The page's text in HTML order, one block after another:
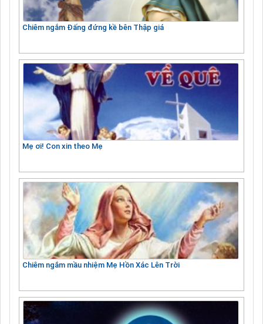
Chiêm ngắm Đấng đứng kề bên Thập giá
Mẹ ơi! Con xin theo Mẹ
Chiêm ngắm mầu nhiệm Mẹ Hồn Xác Lên Trời